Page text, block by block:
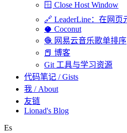
🪟 Close Host Window
🔗 LeaderLine：在网
🥥 Coconut
🧶 网易云音乐歌单排序
📕 博客
Git 工具与学习资源
代码笔记 / Gists
我 / About
友链
Lionad's Blog
Es